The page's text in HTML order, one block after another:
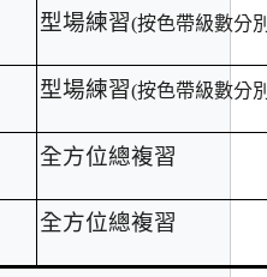
型場練習(按色帶級數分
型場練習(按色帶級數分
全方位總複習
全方位總複習